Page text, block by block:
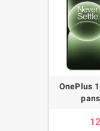
OnePlus